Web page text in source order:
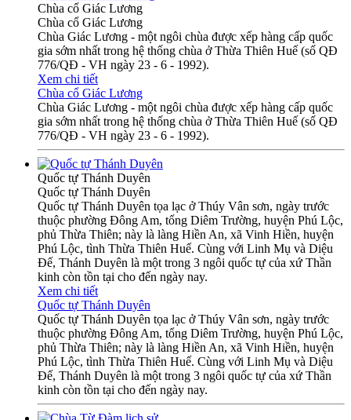
Chùa cổ Giác Lương
Chùa cổ Giác Lương
Chùa Giác Lương - một ngôi chùa được xếp hàng cấp quốc
gia sớm nhất trong hệ thống chùa ở Thừa Thiên Huế (số QĐ
776/QĐ - VH ngày 23 - 6 - 1992).
Xem chi tiết
Chùa cổ Giác Lương
Chùa Giác Lương - một ngôi chùa được xếp hàng cấp quốc
gia sớm nhất trong hệ thống chùa ở Thừa Thiên Huế (số QĐ
776/QĐ - VH ngày 23 - 6 - 1992).
Quốc tự Thánh Duyên
Quốc tự Thánh Duyên
Quốc tự Thánh Duyên tọa lạc ở Thúy Vân sơn, ngày trước
thuộc phường Đông Am, tổng Diêm Trường, huyện Phú Lộc,
phủ Thừa Thiên; này là làng Hiền An, xã Vinh Hiền, huyện
Phú Lộc, tình Thừa Thiên Huế. Cùng với Linh Mụ và Diệu
Đế, Thánh Duyên là một trong 3 ngôi quốc tự của xứ Thần
kinh còn tồn tại cho đến ngày nay.
Xem chi tiết
Quốc tự Thánh Duyên
Quốc tự Thánh Duyên tọa lạc ở Thúy Vân sơn, ngày trước
thuộc phường Đông Am, tổng Diêm Trường, huyện Phú Lộc,
phủ Thừa Thiên; này là làng Hiền An, xã Vinh Hiền, huyện
Phú Lộc, tình Thừa Thiên Huế. Cùng với Linh Mụ và Diệu
Đế, Thánh Duyên là một trong 3 ngôi quốc tự của xứ Thần
kinh còn tồn tại cho đến ngày nay.